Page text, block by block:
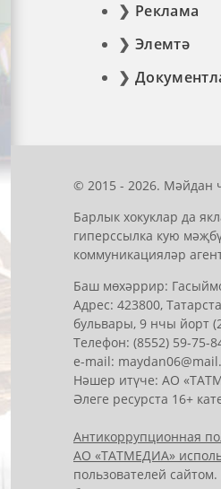
Реклама
Элемтә
© 2015 - 2026. Мәйдан
Барлык хокуклар да
гиперссылка кую
коммуникацияләр
Баш мөхәррир:
Адрес: 423800,
бульвары, 9 нчы йорт
Телефон: (8552) 59-75-
е-mail:
Нәшер итүче: АО
Әлеге ресурста 16+
Антикоррупционная
АО «ТАТМЕДИА»
пользователей